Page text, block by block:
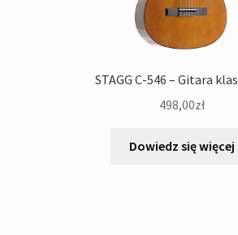
STAGG C-546 – Gitara
498,00zł
Dowiedz się więcej